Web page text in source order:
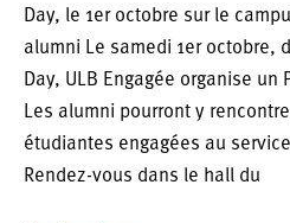
Day, le 1er octobre sur le
alumni Le samedi 1er octobre,
Day, ULB Engagée organise un
Les alumni pourront y
étudiantes engagées au
Rendez-vous dans le hall du